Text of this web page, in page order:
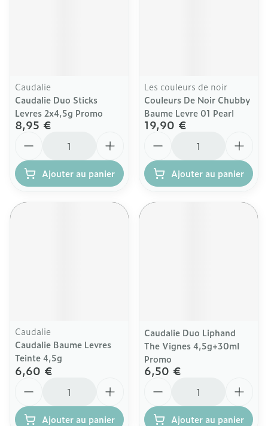
Caudalie
Caudalie Duo Sticks
Levres 2x4,5g Promo
8,95 €
Ajouter au panier
Les couleurs de noir
Couleurs De Noir Chubby
Baume Levre 01 Pearl
19,90 €
Ajouter au panier
Caudalie
Caudalie Baume Levres
Teinte 4,5g
6,60 €
Ajouter au panier
Caudalie Duo Liphand
The Vignes 4,5g+30ml
Promo
6,50 €
Ajouter au panier